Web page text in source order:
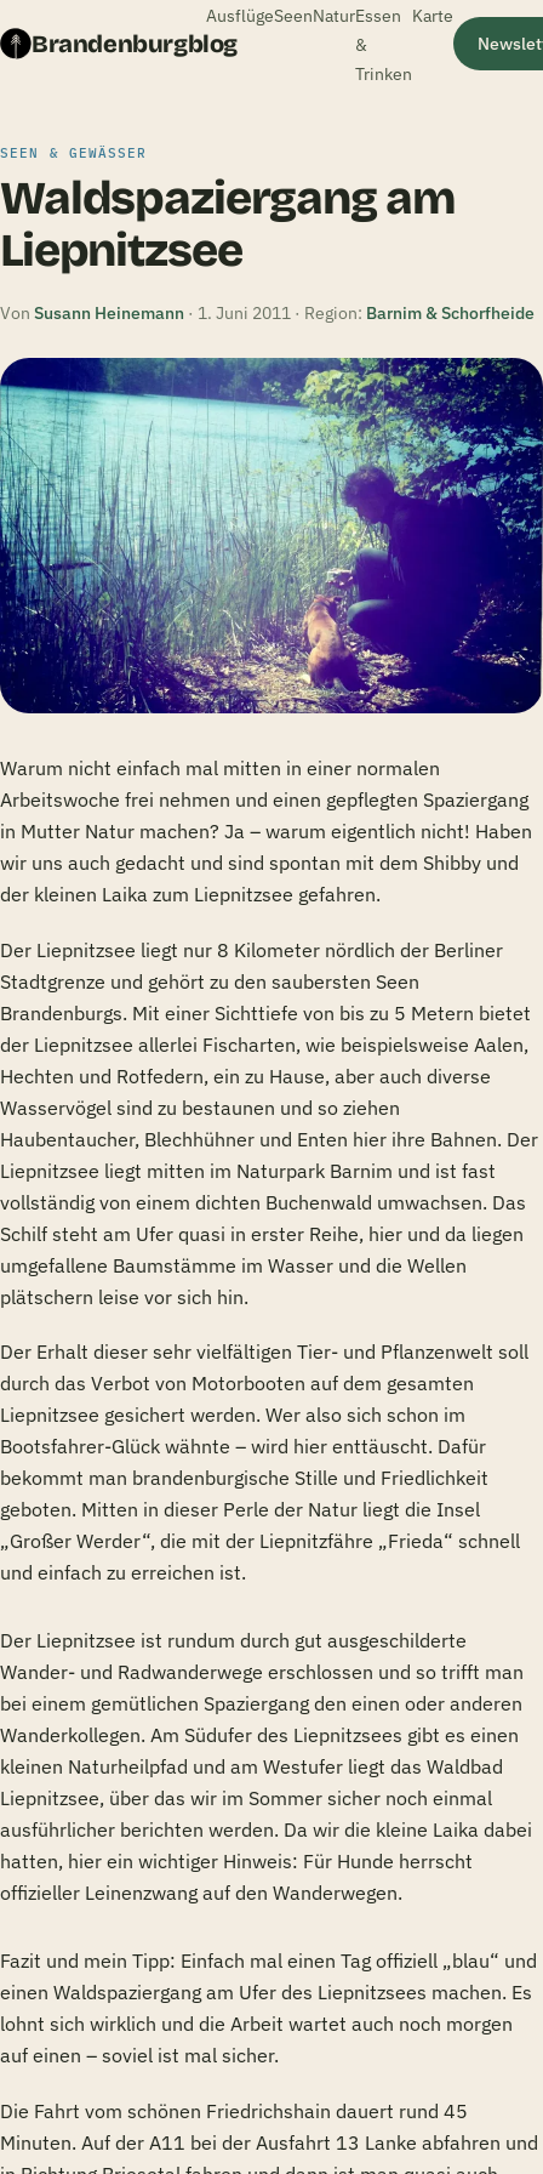
Brandenburgblog
AusflügeSeenNaturEssen
&
Trinken
Karte
SEEN & GEWÄSSER
Waldspaziergang am
Liepnitzsee
Von Susann Heinemann · 1. Juni 2011 · Region: Barnim & Schorfheide
Warum nicht einfach mal mitten in einer normalen
Arbeitswoche frei nehmen und einen gepflegten Spaziergang
in Mutter Natur machen? Ja – warum eigentlich nicht! Haben
wir uns auch gedacht und sind spontan mit dem Shibby und
der kleinen Laika zum Liepnitzsee gefahren.
Der Liepnitzsee liegt nur 8 Kilometer nördlich der Berliner
Stadtgrenze und gehört zu den saubersten Seen
Brandenburgs. Mit einer Sichttiefe von bis zu 5 Metern bietet
der Liepnitzsee allerlei Fischarten, wie beispielsweise Aalen,
Hechten und Rotfedern, ein zu Hause, aber auch diverse
Wasservögel sind zu bestaunen und so ziehen
Haubentaucher, Blechhühner und Enten hier ihre Bahnen. Der
Liepnitzsee liegt mitten im Naturpark Barnim und ist fast
vollständig von einem dichten Buchenwald umwachsen. Das
Schilf steht am Ufer quasi in erster Reihe, hier und da liegen
umgefallene Baumstämme im Wasser und die Wellen
plätschern leise vor sich hin.
Der Erhalt dieser sehr vielfältigen Tier- und Pflanzenwelt soll
durch das Verbot von Motorbooten auf dem gesamten
Liepnitzsee gesichert werden. Wer also sich schon im
Bootsfahrer-Glück wähnte – wird hier enttäuscht. Dafür
bekommt man brandenburgische Stille und Friedlichkeit
geboten. Mitten in dieser Perle der Natur liegt die Insel
„Großer Werder“, die mit der Liepnitzfähre „Frieda“ schnell
und einfach zu erreichen ist.
Der Liepnitzsee ist rundum durch gut ausgeschilderte
Wander- und Radwanderwege erschlossen und so trifft man
bei einem gemütlichen Spaziergang den einen oder anderen
Wanderkollegen. Am Südufer des Liepnitzsees gibt es einen
kleinen Naturheilpfad und am Westufer liegt das Waldbad
Liepnitzsee, über das wir im Sommer sicher noch einmal
ausführlicher berichten werden. Da wir die kleine Laika dabei
hatten, hier ein wichtiger Hinweis: Für Hunde herrscht
offizieller Leinenzwang auf den Wanderwegen.
Fazit und mein Tipp: Einfach mal einen Tag offiziell „blau“ und
einen Waldspaziergang am Ufer des Liepnitzsees machen. Es
lohnt sich wirklich und die Arbeit wartet auch noch morgen
auf einen – soviel ist mal sicher.
Die Fahrt vom schönen Friedrichshain dauert rund 45
Minuten. Auf der A11 bei der Ausfahrt 13 Lanke abfahren und